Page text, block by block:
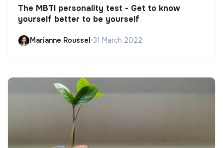
The MBTI personality test - Get to know
yourself better to be yourself
Marianne Roussel •31 March 2022